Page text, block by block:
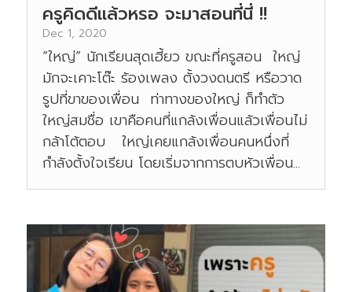
ครูคิดดีแล้วหรอ จะมาสอนที่นี่ !!
Dec 1, 2020
“ใหญ่” นักเรียนสุดเฮี้ยว ขณะที่ครูสอน ใหญ่
มักจะเคาะโต๊ะ ร้องเพลง ตั้งวงดนตรี หรือวาด
รูปที่ขาของเพื่อน ท่าทางของใหญ่ ก็ทำตัว
ใหญ่สมชื่อ เขาคือคนที่แกล้งเพื่อนแล้วเพื่อนไม่
กล้าโต้ตอบ ใหญ่เคยแกล้งเพื่อนคนหนึ่งที่
กำลังตั้งใจเรียน โดยเริ่มจากการตบหัวเพื่อน...